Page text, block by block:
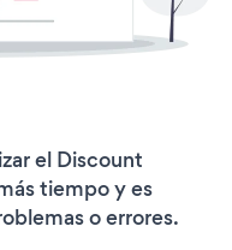
el Discount
tiempo y es
o errores.